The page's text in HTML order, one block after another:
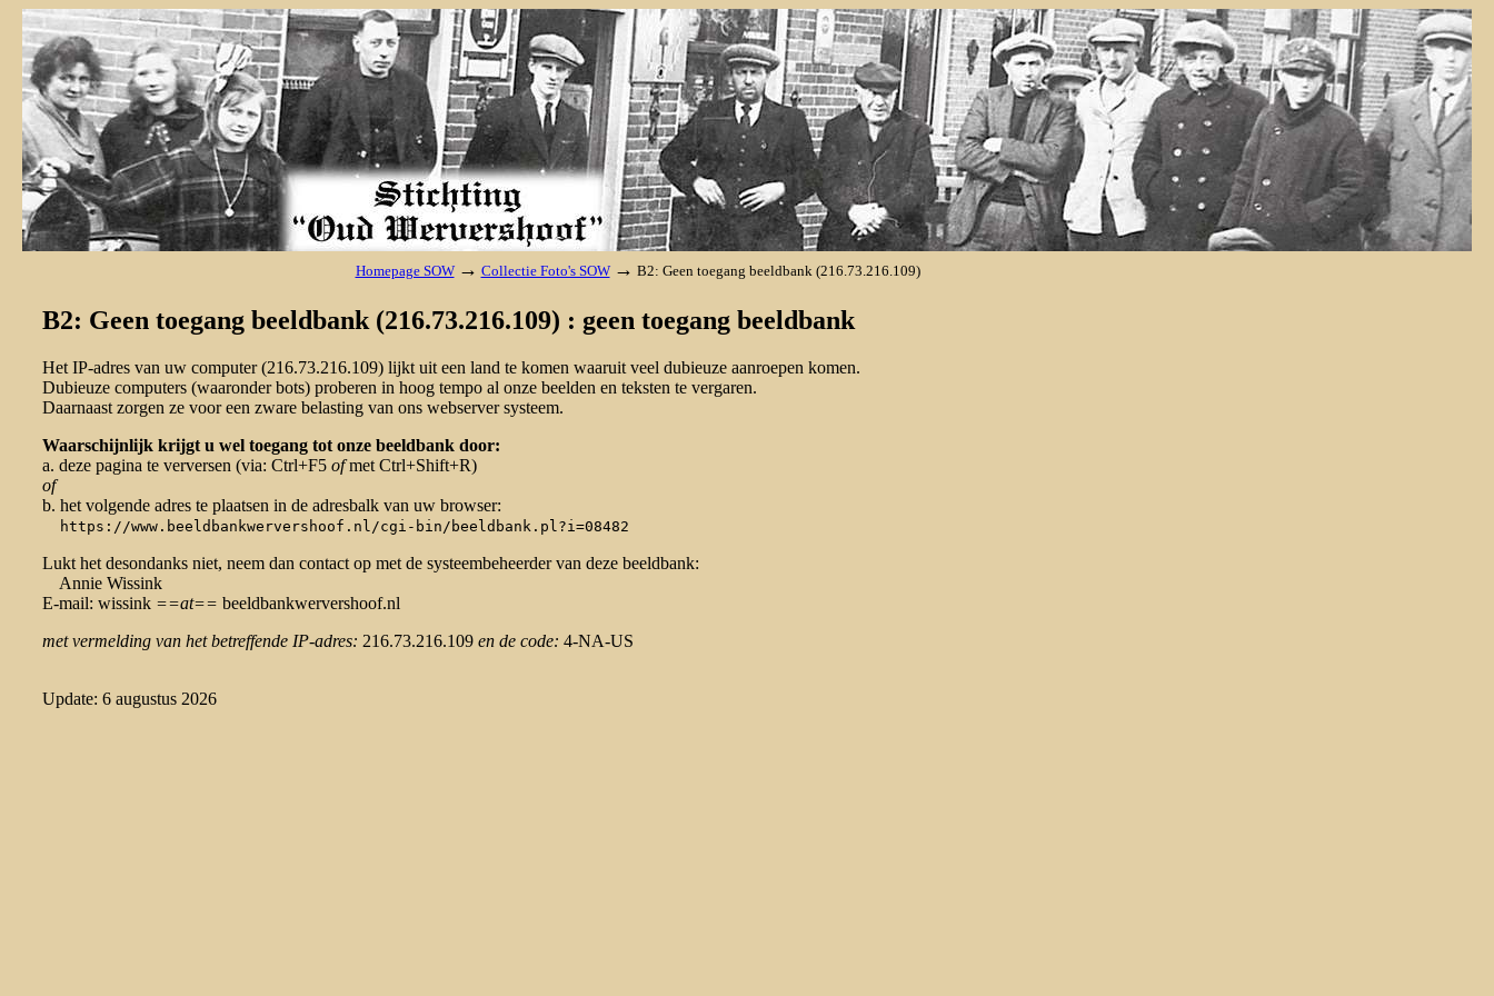
Homepage SOW → Collectie Foto's SOW → B2: Geen toegang beeldbank (216.73.216.109)
B2: Geen toegang beeldbank (216.73.216.109) : geen toegang beeldbank
Het IP-adres van uw computer (216.73.216.109) lijkt uit een land te komen waaruit veel dubieuze aanroepen komen.
Dubieuze computers (waaronder bots) proberen in hoog tempo al onze beelden en teksten te vergaren.
Daarnaast zorgen ze voor een zware belasting van ons webserver systeem.
Waarschijnlijk krijgt u wel toegang tot onze beeldbank door:
a. deze pagina te verversen (via: Ctrl+F5 ofmet Ctrl+Shift+R)
of
b. het volgende adres te plaatsen in de adresbalk van uw browser:
https://www.beeldbankwervershoof.nl/cgi-bin/beeldbank.pl?i=08482
Lukt het desondanks niet, neem dan contact op met de systeembeheerder van deze beeldbank:
Annie Wissink
E-mail: wissink ==at== beeldbankwervershoof.nl
met vermelding van het betreffende IP-adres: 216.73.216.109 en de code: 4-NA-US
Update: 6 augustus 2026